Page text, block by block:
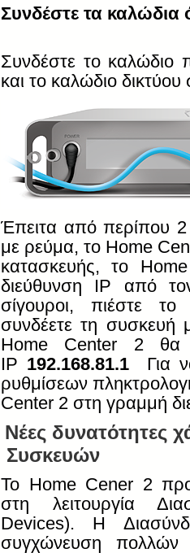
Συνδέστε τα καλώδια
Συνδέστε το
και το καλώδιο
Έπειτα από περίπου
με ρεύμα, το Home
κατασκευής, το Home
διεύθυνση IP
από
σίγουροι, πιέστε
συνδέετε τη συσκευή
Home
Center 2 θα
IP 192.168.81.1
Για
ρυθμίσεων
Center 2 στη γραμμή
Νέες δυνατότητες
Συσκευών
Το Home Cener 2
στη λειτουργία
Devices). Η
συγχώνευση πολλών